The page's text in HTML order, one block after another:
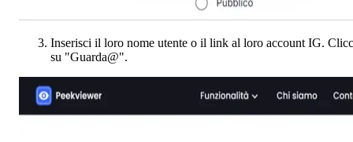
Inserisci il loro nome utente o il link al loro account IG.
su "Guarda@".